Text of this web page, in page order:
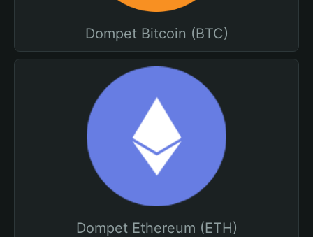
Dompet Bitcoin (BTC)
Dompet Ethereum (ETH)